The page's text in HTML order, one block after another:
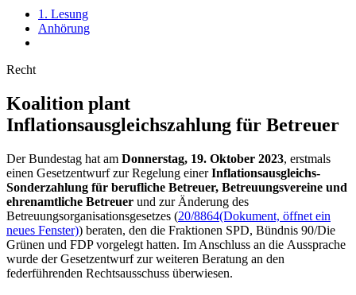
1. Lesung
Anhörung
Recht
Koalition plant
Inflationsausgleichszahlung für Betreuer
Der Bundestag hat am Donnerstag, 19. Oktober 2023, erstmals
einen Gesetzentwurf zur Regelung einerInflationsausgleichs-
Sonderzahlung für berufliche Betreuer, Betreuungsvereine und
ehrenamtliche Betreuer und zur Änderung des
Betreuungsorganisationsgesetzes (20/8864(Dokument, öffnet ein
neues Fenster)) beraten, den die Fraktionen SPD, Bündnis 90/Die
Grünen und FDP vorgelegt hatten. Im Anschluss an die Aussprache
wurde der Gesetzentwurf zur weiteren Beratung an den
federführenden Rechtsausschuss überwiesen.